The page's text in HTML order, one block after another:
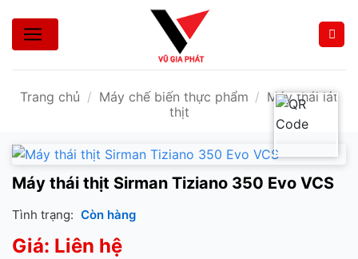
nội
Trang chủ / Máy chế biến thực phẩm / Máy thái lát
thịt
Máy thái thịt Sirman Tiziano 350 Evo VCS
Tình trạng: Còn hàng
Giá: Liên hệ